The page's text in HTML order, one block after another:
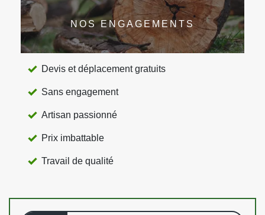
NOS ENGAGEMENTS
Devis et déplacement gratuits
Sans engagement
Artisan passionné
Prix imbattable
Travail de qualité